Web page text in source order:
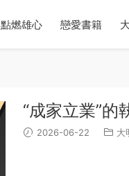
點燃雄心 戀愛書籍
“成家立業”的
2026-06-22 大